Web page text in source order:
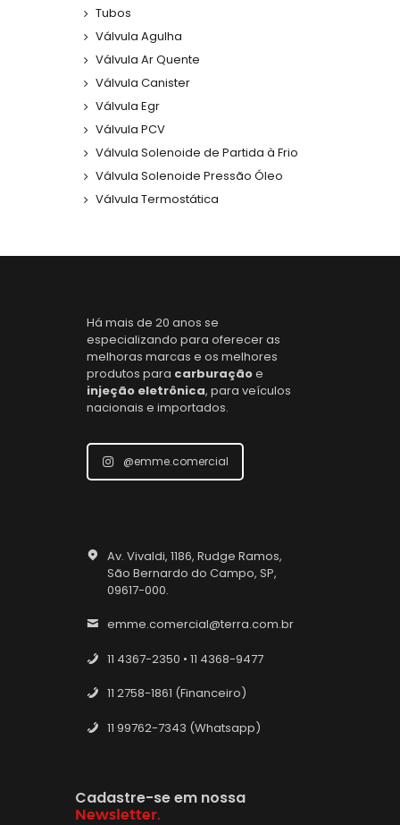
Tubos
Válvula Agulha
Válvula Ar Quente
Válvula Canister
Válvula Egr
Válvula PCV
Válvula Solenoide de Partida à Frio
Válvula Solenoide Pressão Óleo
Válvula Termostática
Há mais de 20 anos se
especializando para oferecer as
melhoras marcas e os melhores
produtos para carburaçãoe
injeção eletrônica, para veículos
nacionais e importados.
@emme.comercial
Av. Vivaldi, 1186, Rudge Ramos,
São Bernardo do Campo, SP,
09617-000.
emme.comercial@terra.com.br
11 4367-2350 • 11 4368-9477
11 2758-1861 (Financeiro)
11 99762-7343 (Whatsapp)
Cadastre-se em nossa
Newsletter.